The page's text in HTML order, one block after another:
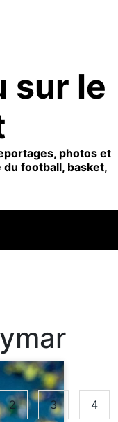
sur le
photos et
football, basket,
2 3 4